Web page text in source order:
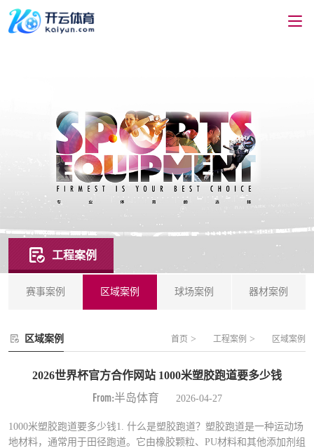
工程案例
赛事案例 区域案例 球场案例 器材案例
区域案例 首页 > 工程案例 > 区域案例
2026世界杯官方合作网站 1000米塑胶跑道要多少钱
From:半岛体育 2026-04-27
1000米塑胶跑道要多少钱1. 什么是塑胶跑道？塑胶跑道是一种运动场
地材料，通常用于田径跑道。它由橡胶颗粒、PU材料和其他添加剂组